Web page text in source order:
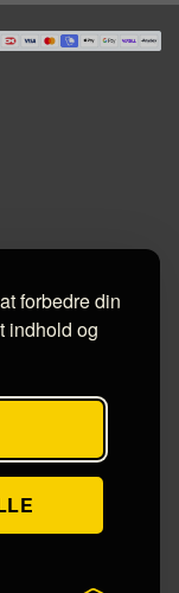
forbedre din
indhold og